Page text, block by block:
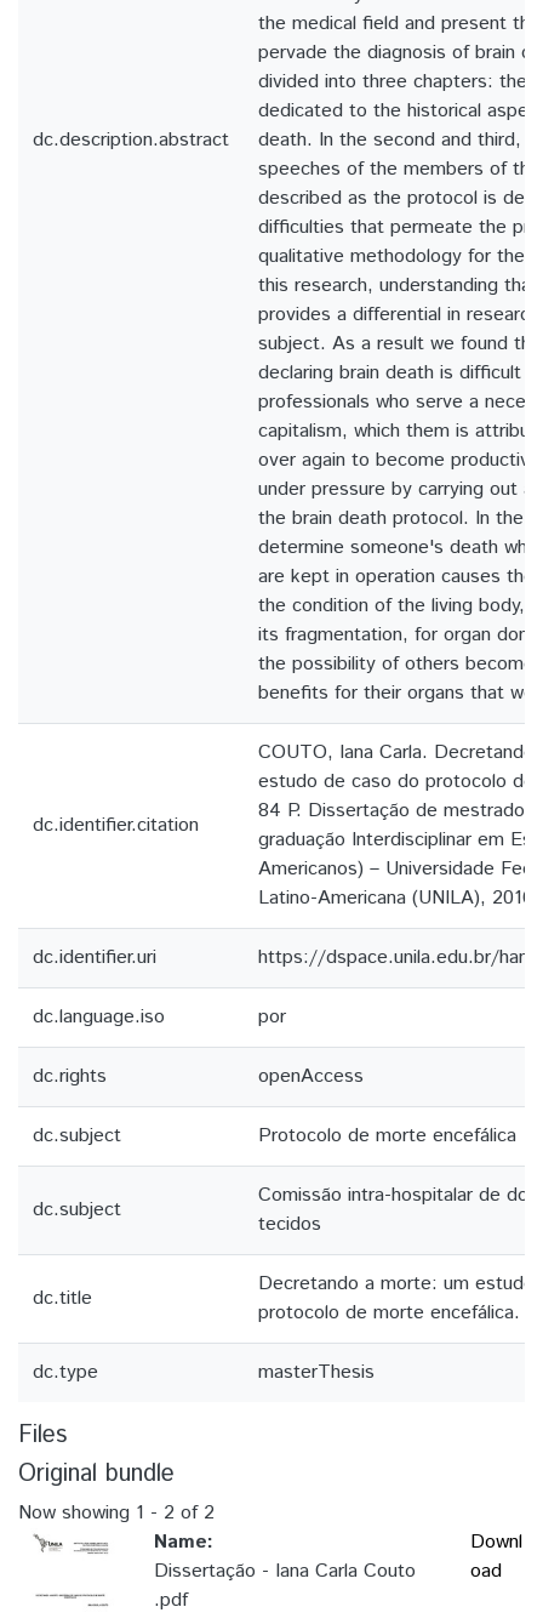
dc.description.abstract
the medical field and present
pervade the diagnosis of brain
divided into three chapters: the
dedicated to the historical
death. In the second and third,
speeches of the members of
described as the protocol is
difficulties that permeate the
qualitative methodology for the
this research, understanding
provides a differential in
subject. As a result we found
declaring brain death is difficult
professionals who serve a
capitalism, which them is
over again to become
under pressure by carrying out
the brain death protocol. In the
determine someone's death
are kept in operation causes
the condition of the living body,
its fragmentation, for organ
the possibility of others
benefits for their organs that
dc.identifier.citation
COUTO, Iana Carla.
estudo de caso do protocolo de
84 P. Dissertação de mestrado
graduação Interdisciplinar em
Americanos) – Universidade
Latino-Americana (UNILA), 2016.
dc.identifier.uri https://dspace.unila.edu.br/
dc.language.iso por
dc.rights openAccess
dc.subject Protocolo de morte encefálica
dc.subject
Comissão intra-hospitalar de
tecidos
dc.title
Decretando a morte: um estudo
protocolo de morte encefálica.
dc.type masterThesis
Files
Original bundle
Now showing 1 - 2 of 2
Name:
Dissertação - Iana Carla Couto
.pdf
Downl
oad